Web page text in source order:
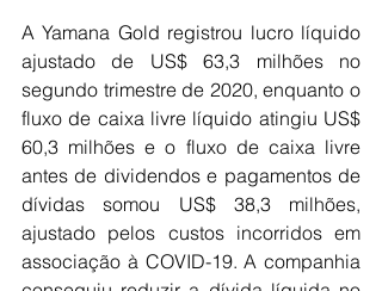
A Yamana Gold registrou lucro líquido
ajustado de US$ 63,3 milhões no
segundo trimestre de 2020, enquanto o
fluxo de caixa livre líquido atingiu US$
60,3 milhões e o fluxo de caixa livre
antes de dividendos e pagamentos de
dívidas somou US$ 38,3 milhões,
ajustado pelos custos incorridos em
associação à COVID-19. A companhia